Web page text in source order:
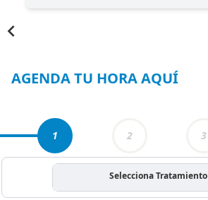
AGENDA TU HORA AQUÍ
1 2 3
Selecciona Tratamiento